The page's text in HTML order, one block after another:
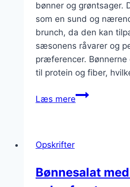
bønner og grøntsager.
som en sund og
brunch, da den kan
sæsonens råvarer og
præferencer. Bønnerne
til protein og fiber,
Læs mereBønnesalat
Opskrifter
Bønnesalat